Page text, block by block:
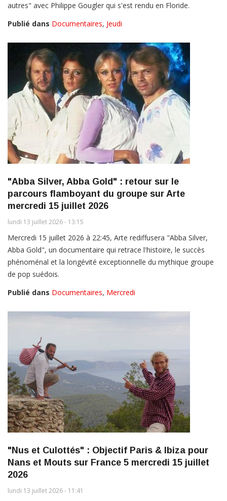
autres" avec Philippe Gougler qui s'est rendu en Floride.
Publié dans Documentaires, Jeudi
"Abba Silver, Abba Gold" : retour sur le
parcours flamboyant du groupe sur Arte
mercredi 15 juillet 2026
lundi 13 juillet 2026 - 13:15
Mercredi 15 juillet 2026 à 22:45, Arte rediffusera "Abba Silver,
Abba Gold", un documentaire qui retrace l'histoire, le succès
phénoménal et la longévité exceptionnelle du mythique groupe
de pop suédois.
Publié dans Documentaires, Mercredi
"Nus et Culottés" : Objectif Paris & Ibiza pour
Nans et Mouts sur France 5 mercredi 15 juillet
2026
lundi 13 juillet 2026 - 11:41